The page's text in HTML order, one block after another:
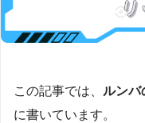
この記事では、 ルンバ
に書いています。